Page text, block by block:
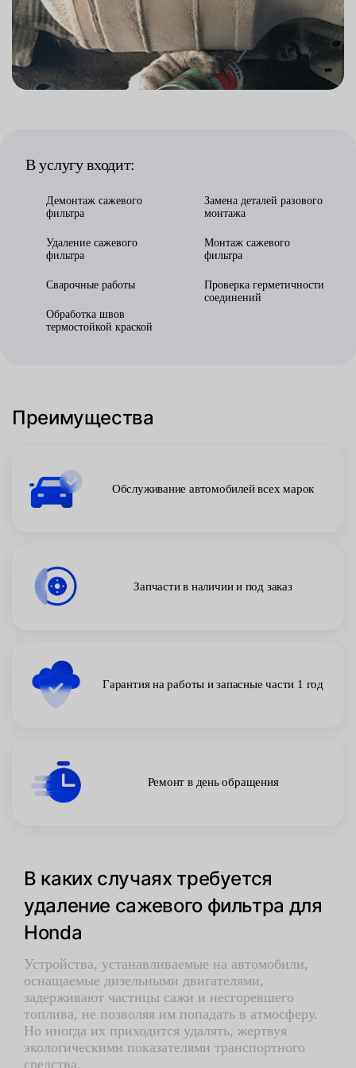
В услугу входит:
Демонтаж сажевого
фильтра
Удаление сажевого
фильтра
Сварочные работы
Обработка швов
термостойкой краской
Замена деталей разового
монтажа
Монтаж сажевого
фильтра
Проверка герметичности
соединений
Преимущества
Обслуживание автомобилей всех марок
Запчасти в наличии и под заказ
Гарантия на работы и запасные части 1 год
Ремонт в день обращения
В каких случаях требуется
удаление сажевого фильтра для
Honda
Устройства, устанавливаемые на автомобили,
оснащаемые дизельными двигателями,
задерживают частицы сажи и несгоревшего
топлива, не позволяя им попадать в атмосферу.
Но иногда их приходится удалять, жертвуя
экологическими показателями транспортного
средства.